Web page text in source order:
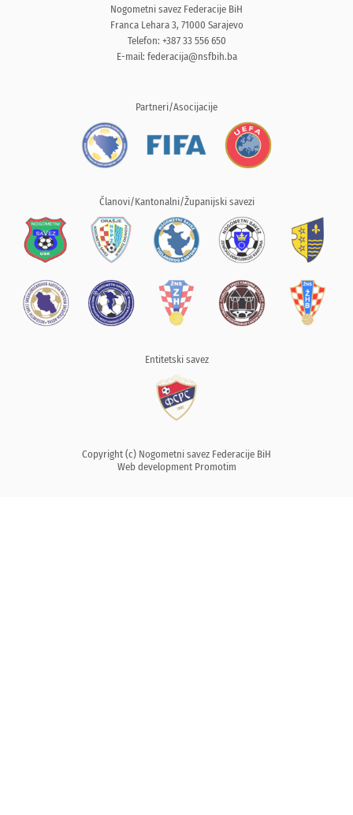
Nogometni savez Federacije BiH
Franca Lehara 3, 71000 Sarajevo
Telefon: +387 33 556 650
E-mail: federacija@nsfbih.ba
Partneri/Asocijacije
Članovi/Kantonalni/Županijski savezi
Entitetski savez
Copyright (c) Nogometni savez Federacije BiH
Web development Promotim